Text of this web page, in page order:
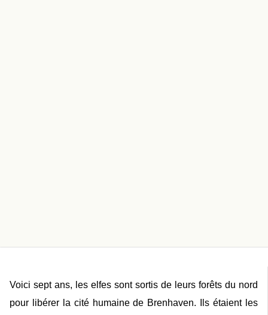
Voici sept ans, les elfes sont sortis de leurs forêts du nord
pour libérer la cité humaine de Brenhaven. Ils étaient les